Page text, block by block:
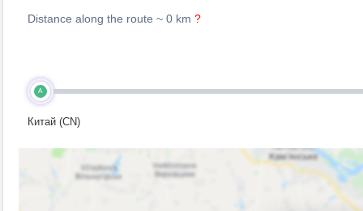
Distance along the route ~ 0 km ?
A
Китай (CN)